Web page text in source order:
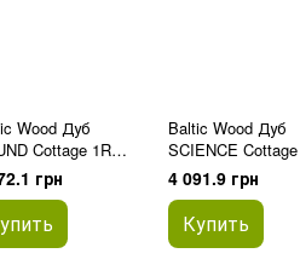
Wood Дуб
Cottage 1R
Light, 1-пол.,
масло, легкая
браш
грн
Baltic Wood Дуб
SCIENCE
1-пол., матовый
браш
4 091.9 грн
Купить